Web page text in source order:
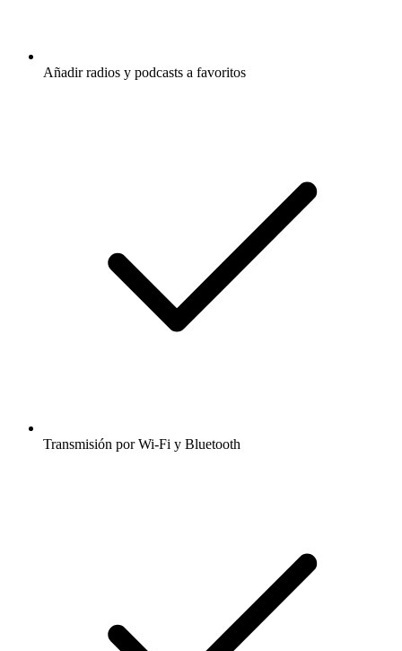
Añadir radios y podcasts a favoritos
Transmisión por Wi-Fi y Bluetooth